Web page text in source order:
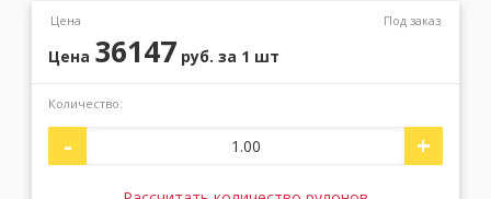
Цена Под заказ
Цена 36147 руб. за 1 шт
Количество:
- +